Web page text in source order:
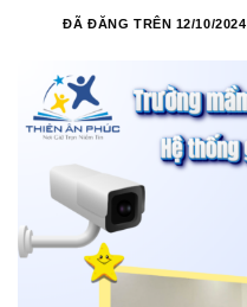
ĐÃ ĐĂNG TRÊN 12/10/2024